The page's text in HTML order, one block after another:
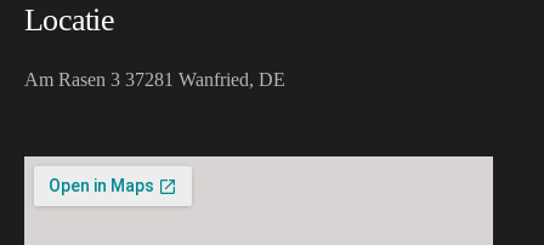
Locatie
Am Rasen 3 37281 Wanfried, DE